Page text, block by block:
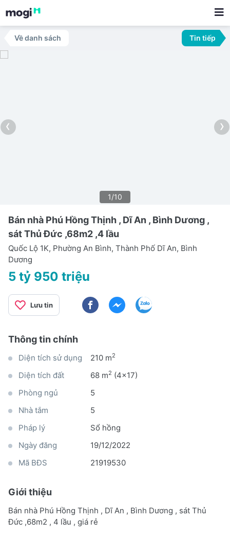
Về danh sách Tin tiếp
‹ ›
1/10
Bán nhà Phú Hồng Thịnh , Dĩ An , Bình Dương ,
sát Thủ Đức ,68m2 ,4 lầu
Quốc Lộ 1K, Phường An Bình, Thành Phố Dĩ An, Bình
Dương
5 tỷ 950 triệu
Lưu tin
Thông tin chính
Diện tích sử dụng 210 m2
Diện tích đất 68 m2 (4x17)
Phòng ngủ
5
Nhà tắm
5
Pháp lý
Sổ hồng
Ngày đăng
19/12/2022
Mã BĐS
21919530
Giới thiệu
Bán nhà Phú Hồng Thịnh , Dĩ An , Bình Dương , sát Thủ
Đức ,68m2 , 4 lầu , giá rẻ